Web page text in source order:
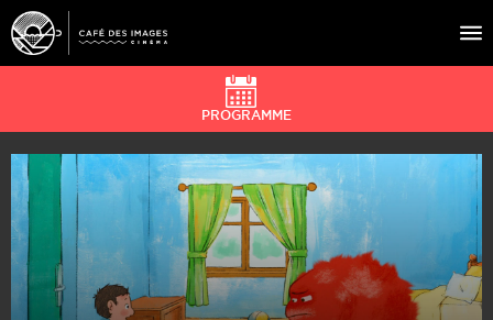
À L’AFFICHE
ÉVÉNEMENTS
CAFÉ DU CINÉ
PRATIQUE
ÉDUCATION AUX IMAGES
PROGRAMME